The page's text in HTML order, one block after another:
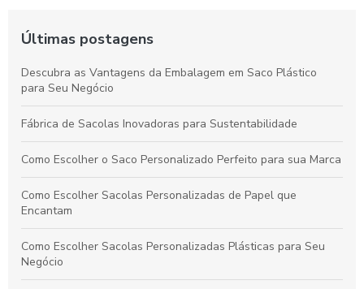
Últimas postagens
Descubra as Vantagens da Embalagem em Saco Plástico
para Seu Negócio
Fábrica de Sacolas Inovadoras para Sustentabilidade
Como Escolher o Saco Personalizado Perfeito para sua Marca
Como Escolher Sacolas Personalizadas de Papel que
Encantam
Como Escolher Sacolas Personalizadas Plásticas para Seu
Negócio